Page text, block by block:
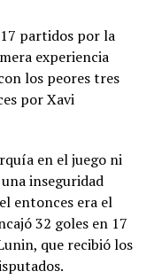
partidos por la
experiencia
los peores tres
por Xavi
en el juego ni
inseguridad
entonces era el
32 goles en 17
que recibió los